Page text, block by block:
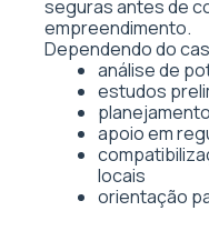
seguras antes de
empreendimento.
Dependendo do
análise de
estudos
apoio em
locais
orientação